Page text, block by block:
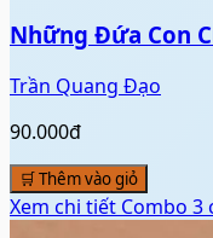
Những Đứa Con
Trần Quang Đạo
90.000đ
🛒 Thêm vào giỏ
Xem chi tiết Combo 3